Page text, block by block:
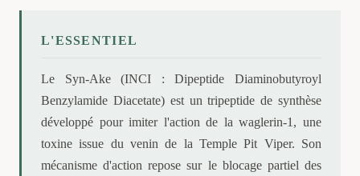
L'ESSENTIEL
Le Syn-Ake (INCI : Dipeptide Diaminobutyroyl
Benzylamide Diacetate) est un tripeptide de synthèse
développé pour imiter l'action de la waglerin-1, une
toxine issue du venin de la Temple Pit Viper. Son
mécanisme d'action repose sur le blocage partiel des